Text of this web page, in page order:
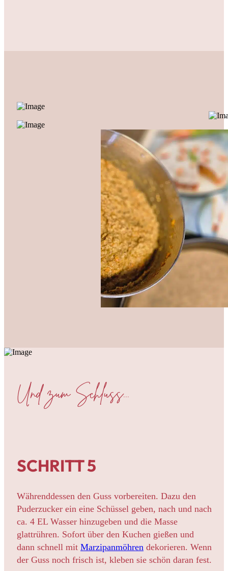
Und zum Schluss...
SCHRITT 5
Währenddessen den Guss vorbereiten. Dazu den
Puderzucker ein eine Schüssel geben, nach und nach
ca. 4 EL Wasser hinzugeben und die Masse
glattrühren. Sofort über den Kuchen gießen und
dann schnell mit Marzipanmöhren dekorieren. Wenn
der Guss noch frisch ist, kleben sie schön daran fest.